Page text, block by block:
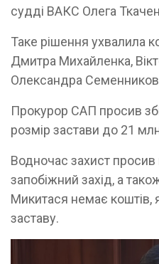
судді ВАКС Олега
Таке рішення ухвалила
Дмитра Михайленка,
Олександра
Прокурор САП просив
розмір застави до 21
Водночас захист
запобіжний захід, а
Микитася немає коштів,
заставу.